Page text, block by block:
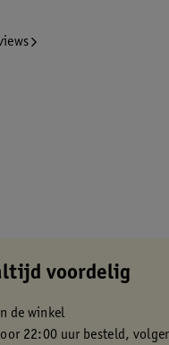
voordelig
de winkel
22:00 uur besteld,